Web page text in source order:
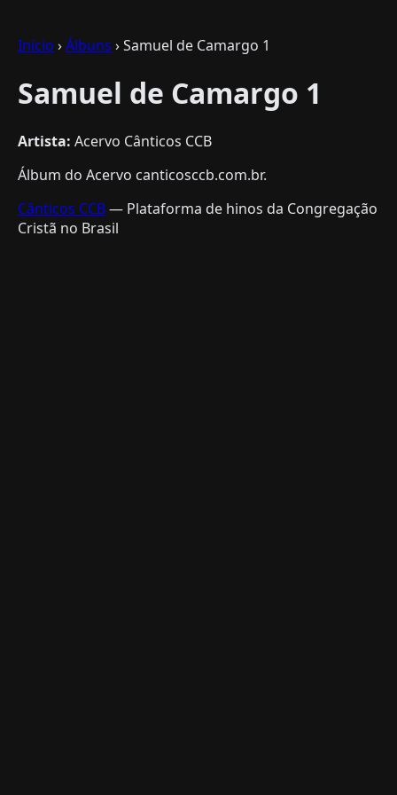
Início ›Álbuns › Samuel de Camargo 1
Samuel de Camargo 1
Artista: Acervo Cânticos CCB
Álbum do Acervo canticosccb.com.br.
Cânticos CCB— Plataforma de hinos da Congregação
Cristã no Brasil